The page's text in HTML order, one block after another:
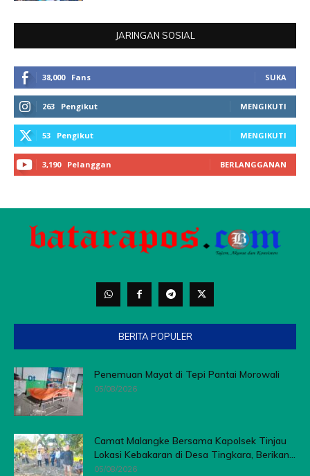
BERITA POPULER
Penemuan Mayat di Tepi Pantai Morowali
05/08/2026
Camat Malangke Bersama Kapolsek Tinjau
Lokasi Kebakaran di Desa Tingkara, Berikan...
05/08/2026